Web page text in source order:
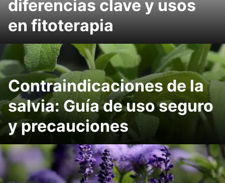
diferencias clave y usos
en fitoterapia
Contraindicaciones de la
salvia: Guía de uso seguro
y precauciones